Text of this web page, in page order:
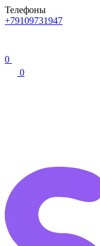
Телефоны
+79109731947
0
0